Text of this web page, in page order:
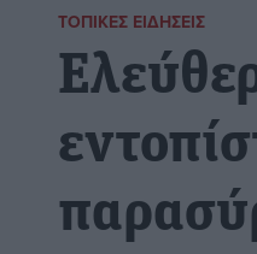
ΤΟΠΙΚΈΣ ΕΙΔΉΣΕΙΣ